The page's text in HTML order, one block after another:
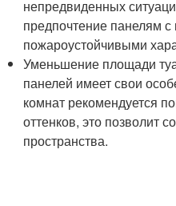
непредвиденных
предпочтение панелям
пожароустойчивыми
Уменьшение площади
панелей имеет свои
комнат рекомендуется
оттенков, это позволит
пространства.